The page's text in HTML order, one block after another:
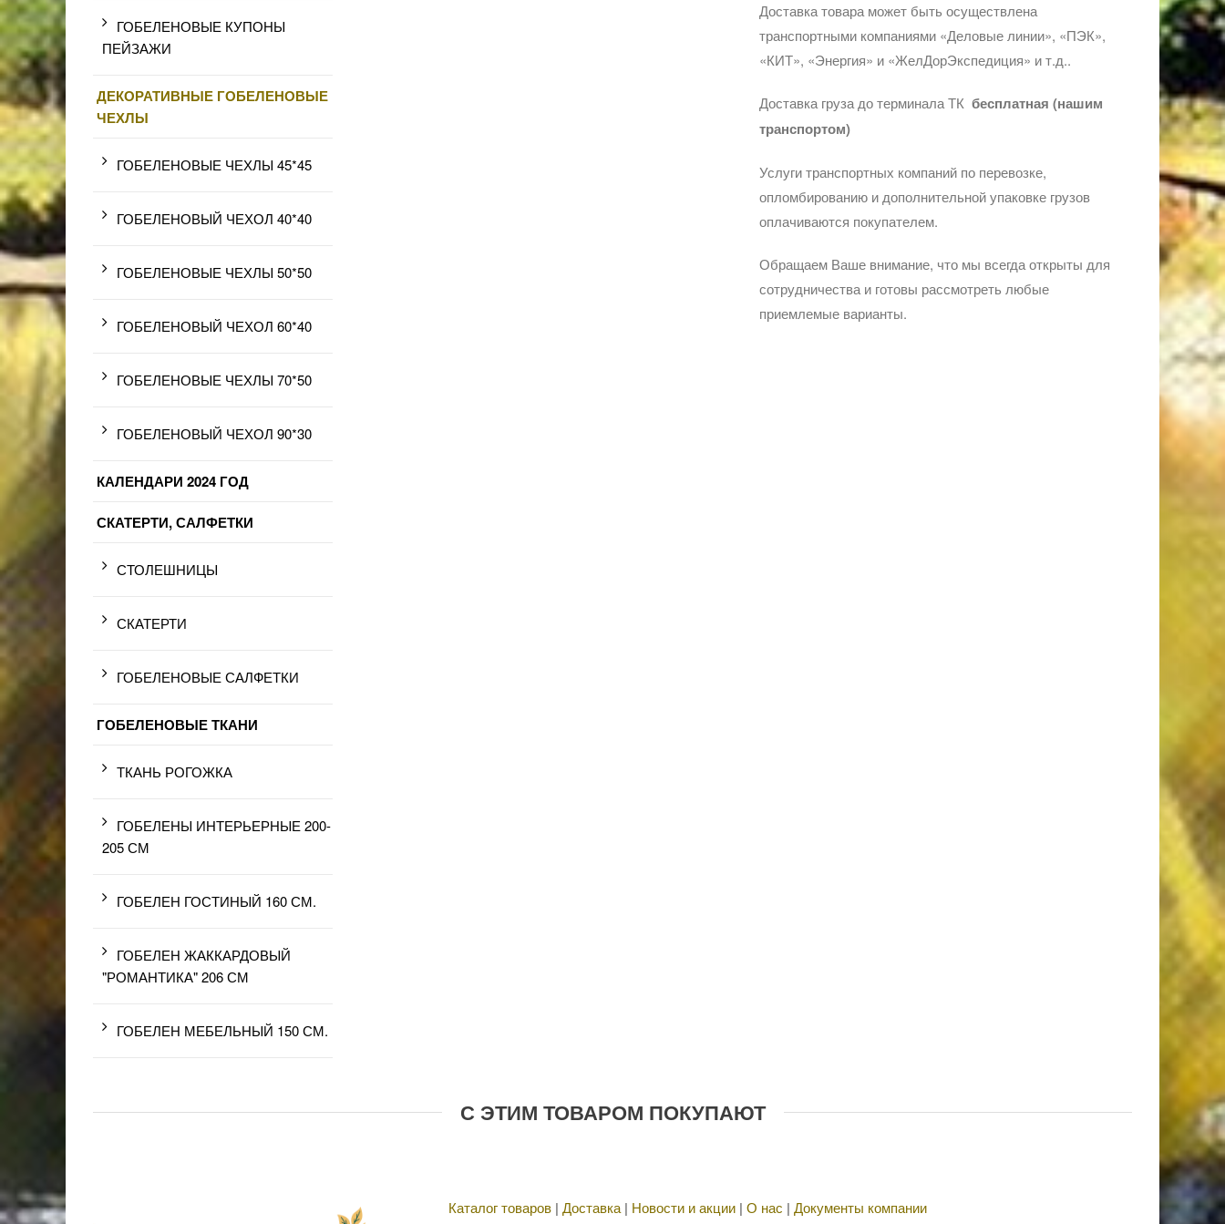
Доставка товара может быть осуществлена
транспортными компаниями «Деловые линии», «ПЭК»,
«КИТ», «Энергия» и «ЖелДорЭкспедиция» и т.д..
Доставка груза до терминала ТКбесплатная (нашим
транспортом)
Услуги транспортных компаний по перевозке,
опломбированию и дополнительной упаковке грузов
оплачиваются покупателем.
Обращаем Ваше внимание, что мы всегда открыты для
сотрудничества и готовы рассмотреть любые
приемлемые варианты.
ГОБЕЛЕНОВЫЕ КУПОНЫ
ПЕЙЗАЖИ
ДЕКОРАТИВНЫЕ ГОБЕЛЕНОВЫЕ
ЧЕХЛЫ
ГОБЕЛЕНОВЫЕ ЧЕХЛЫ 45*45
ГОБЕЛЕНОВЫЙ ЧЕХОЛ 40*40
ГОБЕЛЕНОВЫЕ ЧЕХЛЫ 50*50
ГОБЕЛЕНОВЫЙ ЧЕХОЛ 60*40
ГОБЕЛЕНОВЫЕ ЧЕХЛЫ 70*50
ГОБЕЛЕНОВЫЙ ЧЕХОЛ 90*30
КАЛЕНДАРИ 2024 ГОД
СКАТЕРТИ, САЛФЕТКИ
СТОЛЕШНИЦЫ
СКАТЕРТИ
ГОБЕЛЕНОВЫЕ САЛФЕТКИ
ГОБЕЛЕНОВЫЕ ТКАНИ
ТКАНЬ РОГОЖКА
ГОБЕЛЕНЫ ИНТЕРЬЕРНЫЕ 200-
205 СМ
ГОБЕЛЕН ГОСТИНЫЙ 160 СМ.
ГОБЕЛЕН ЖАККАРДОВЫЙ
"РОМАНТИКА" 206 СМ
ГОБЕЛЕН МЕБЕЛЬНЫЙ 150 СМ.
С ЭТИМ ТОВАРОМ ПОКУПАЮТ
Каталог товаров | Доставка | Новости и акции | О нас | Документы компании